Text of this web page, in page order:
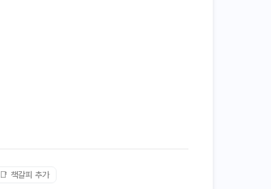
📑 책갈피 추가